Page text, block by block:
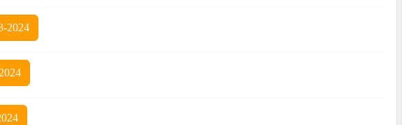
2024